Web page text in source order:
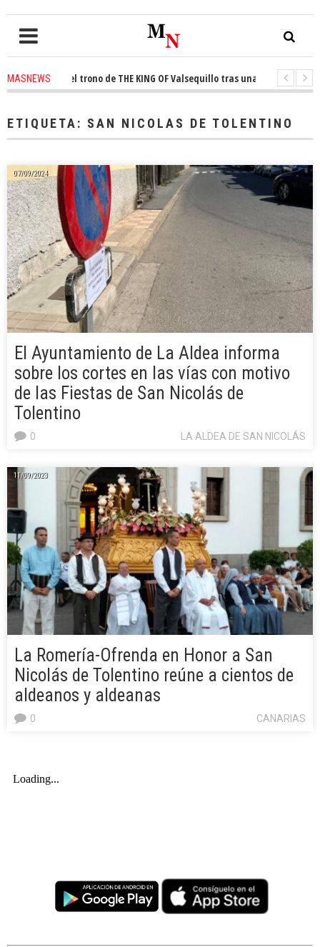
MASNEWSel trono de THE KING OF Valsequillo tras una jornada de
ETIQUETA: SAN NICOLAS DE TOLENTINO
07/09/2024
El Ayuntamiento de La Aldea informa
sobre los cortes en las vías con motivo
de las Fiestas de San Nicolás de
Tolentino
LA ALDEA DE SAN NICOLÁS
0
11/09/2023
La Romería-Ofrenda en Honor a San
Nicolás de Tolentino reúne a cientos de
aldeanos y aldeanas
CANARIAS
0